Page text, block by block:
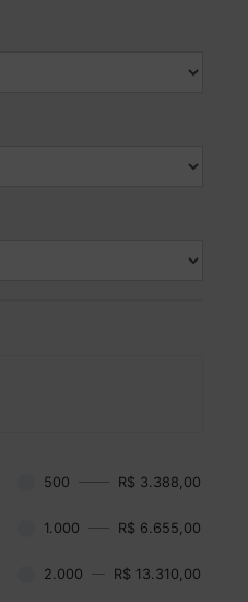
500 R$ 3.388,00
1.000 R$ 6.655,00
2.000 R$ 13.310,00